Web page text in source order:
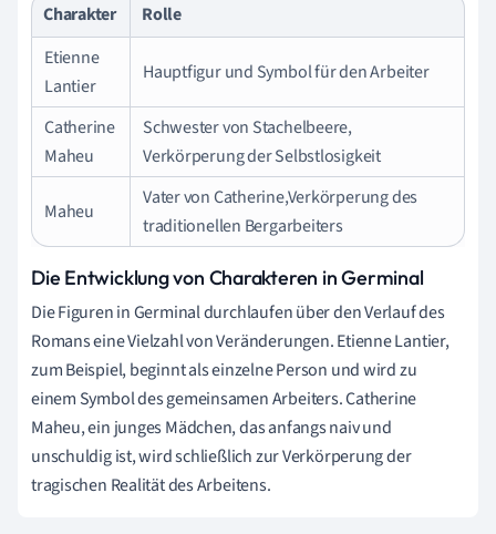
Charakter
Rolle
Etienne
Lantier
Hauptfigur und Symbol für den Arbeiter
Catherine
Maheu
Schwester von Stachelbeere,
Verkörperung der Selbstlosigkeit
Maheu
Vater von Catherine,Verkörperung des
traditionellen Bergarbeiters
Die Entwicklung von Charakteren in Germinal
Die Figuren in Germinal durchlaufen über den Verlauf des
Romans eine Vielzahl von Veränderungen. Etienne Lantier,
zum Beispiel, beginnt als einzelne Person und wird zu
einem Symbol des gemeinsamen Arbeiters. Catherine
Maheu, ein junges Mädchen, das anfangs naiv und
unschuldig ist, wird schließlich zur Verkörperung der
tragischen Realität des Arbeitens.